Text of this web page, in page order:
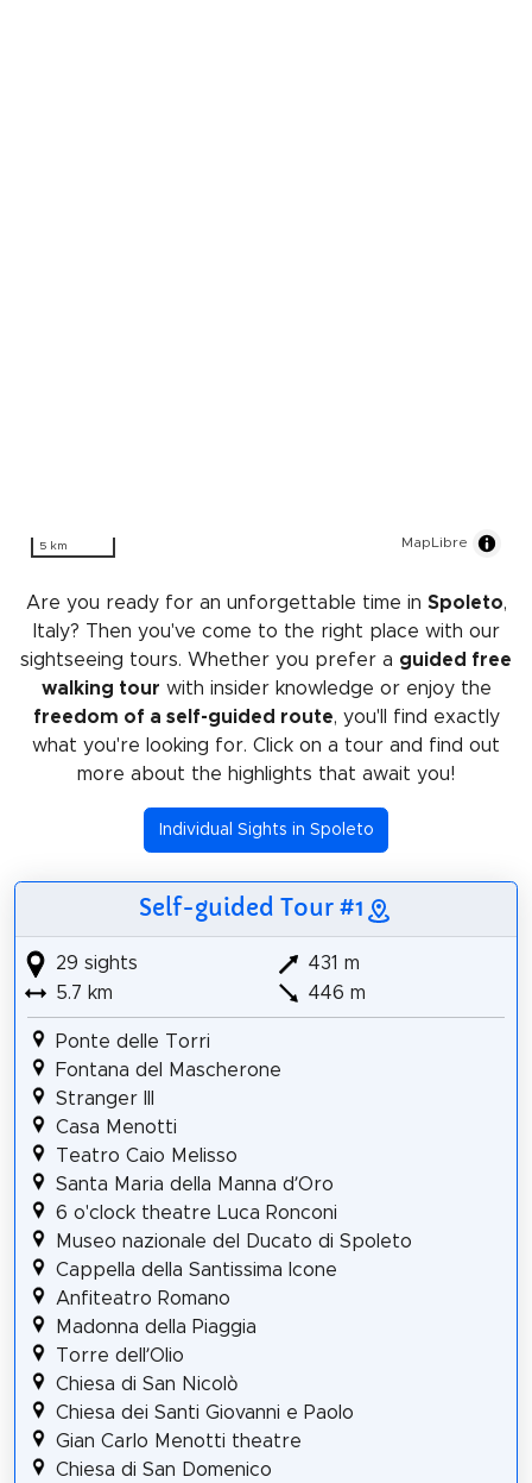
5 km MapLibre
Are you ready for an unforgettable time in Spoleto,
Italy? Then you've come to the right place with our
sightseeing tours. Whether you prefer a guided free
walking tour with insider knowledge or enjoy the
freedom of a self-guided route, you'll find exactly
what you're looking for. Click on a tour and find out
more about the highlights that await you!
Individual Sights in Spoleto
Self-guided Tour #1
29 sights
5.7 km
431 m
446 m
Ponte delle Torri
Fontana del Mascherone
Stranger III
Casa Menotti
Teatro Caio Melisso
Santa Maria della Manna d’Oro
6 o'clock theatre Luca Ronconi
Museo nazionale del Ducato di Spoleto
Cappella della Santissima Icone
Anfiteatro Romano
Madonna della Piaggia
Torre dell’Olio
Chiesa di San Nicolò
Chiesa dei Santi Giovanni e Paolo
Gian Carlo Menotti theatre
Chiesa di San Domenico